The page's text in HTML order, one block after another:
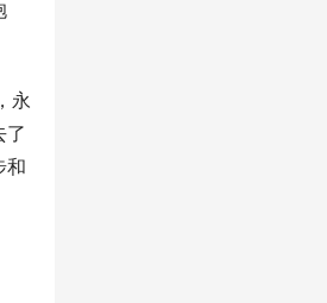
永
了
和